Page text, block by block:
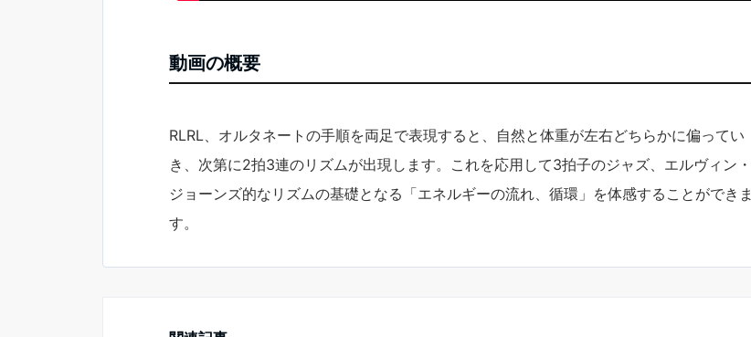
動画の概要
RLRL、オルタネートの手順を両足で表現すると、自然と体重が左右どちらかに偏ってい
き、次第に2拍3連のリズムが出現します。これを応用して3拍子のジャズ、エルヴィン・
ジョーンズ的なリズムの基礎となる「エネルギーの流れ、循環」を体感することができま
す。